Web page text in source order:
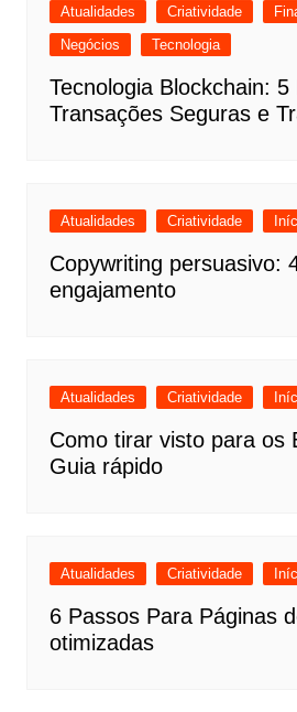
Atualidades Criatividade
Negócios
Tecnologia
Tecnologia Blockchain: 5
Transações Seguras e
Atualidades Criatividade
Copywriting persuasivo:
engajamento
Atualidades Criatividade
Como tirar visto para os
Guia rápido
Atualidades Criatividade
6 Passos Para Páginas
otimizadas